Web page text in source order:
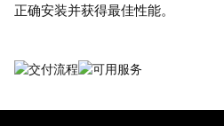
正确安装并获得最佳性能。